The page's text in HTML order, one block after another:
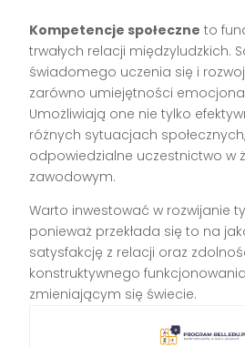
Kompetencje społeczne to
trwałych relacji międzyludzkich.
świadomego uczenia się i
zarówno umiejętności
Umożliwiają one nie tylko
różnych sytuacjach
odpowiedzialne uczestnictwo w
zawodowym.
Warto inwestować w rozwijanie
ponieważ przekłada się to na
satysfakcję z relacji oraz
konstruktywnego
zmieniającym się świecie.